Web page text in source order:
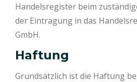
Handelsregister beim
der Eintragung in das
GmbH.
Haftung
Grundsätzlich ist die Haftung